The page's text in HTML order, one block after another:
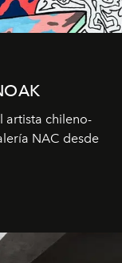
artista chileno-
NAC desde